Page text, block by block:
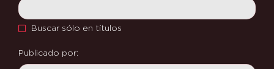
Buscar sólo en títulos
Publicado por